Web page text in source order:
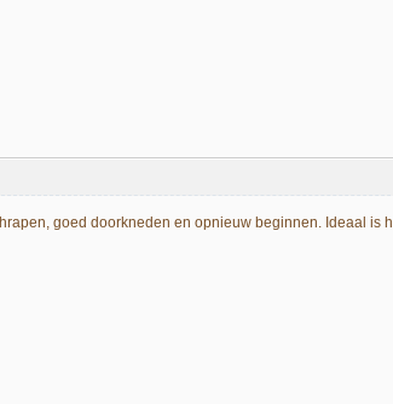
goed doorkneden en opnieuw beginnen. Ideaal is